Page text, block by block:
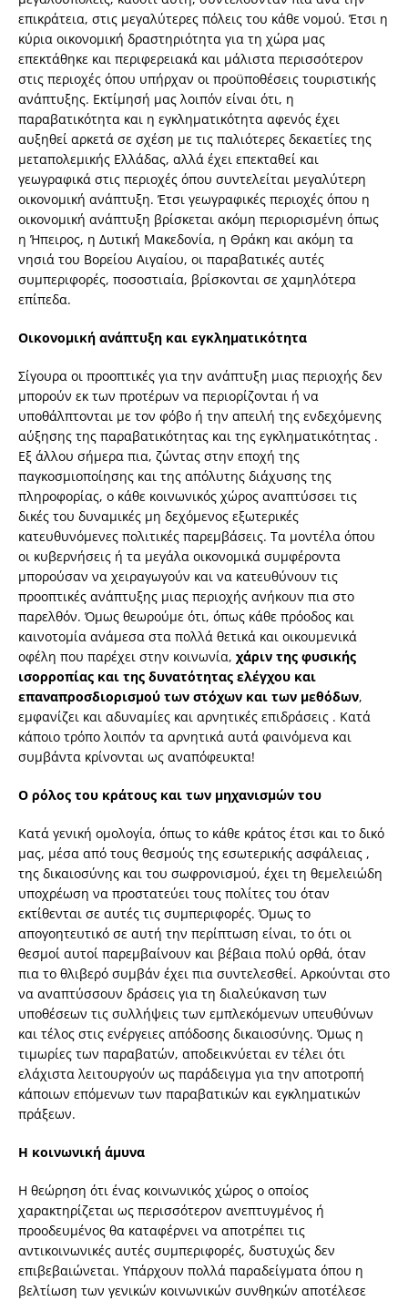
επικράτεια, στις μεγαλύτερες πόλεις του κάθε νομού. Έτσι η
κύρια οικονομική δραστηριότητα για τη χώρα μας
επεκτάθηκε και περιφερειακά και μάλιστα περισσότερον
στις περιοχές όπου υπήρχαν οι προϋποθέσεις τουριστικής
ανάπτυξης. Εκτίμησή μας λοιπόν είναι ότι, η
παραβατικότητα και η εγκληματικότητα αφενός έχει
αυξηθεί αρκετά σε σχέση με τις παλιότερες δεκαετίες της
μεταπολεμικής Ελλάδας, αλλά έχει επεκταθεί και
γεωγραφικά στις περιοχές όπου συντελείται μεγαλύτερη
οικονομική ανάπτυξη. Έτσι γεωγραφικές περιοχές όπου η
οικονομική ανάπτυξη βρίσκεται ακόμη περιορισμένη όπως
η Ήπειρος, η Δυτική Μακεδονία, η Θράκη και ακόμη τα
νησιά του Βορείου Αιγαίου, οι παραβατικές αυτές
συμπεριφορές, ποσοστιαία, βρίσκονται σε χαμηλότερα
επίπεδα.
Οικονομική ανάπτυξη και εγκληματικότητα
Σίγουρα οι προοπτικές για την ανάπτυξη μιας περιοχής δεν
μπορούν εκ των προτέρων να περιορίζονται ή να
υποθάλπτονται με τον φόβο ή την απειλή της ενδεχόμενης
αύξησης της παραβατικότητας και της εγκληματικότητας .
Εξ άλλου σήμερα πια, ζώντας στην εποχή της
παγκοσμιοποίησης και της απόλυτης διάχυσης της
πληροφορίας, ο κάθε κοινωνικός χώρος αναπτύσσει τις
δικές του δυναμικές μη δεχόμενος εξωτερικές
κατευθυνόμενες πολιτικές παρεμβάσεις. Τα μοντέλα όπου
οι κυβερνήσεις ή τα μεγάλα οικονομικά συμφέροντα
μπορούσαν να χειραγωγούν και να κατευθύνουν τις
προοπτικές ανάπτυξης μιας περιοχής ανήκουν πια στο
παρελθόν. Όμως θεωρούμε ότι, όπως κάθε πρόοδος και
καινοτομία ανάμεσα στα πολλά θετικά και οικουμενικά
οφέλη που παρέχει στην κοινωνία, χάριν της φυσικής
ισορροπίας και της δυνατότητας ελέγχου και
επαναπροσδιορισμού των στόχων και των μεθόδων,
εμφανίζει και αδυναμίες και αρνητικές επιδράσεις . Κατά
κάποιο τρόπο λοιπόν τα αρνητικά αυτά φαινόμενα και
συμβάντα κρίνονται ως αναπόφευκτα!
Ο ρόλος του κράτους και των μηχανισμών του
Κατά γενική ομολογία, όπως το κάθε κράτος έτσι και το δικό
μας, μέσα από τους θεσμούς της εσωτερικής ασφάλειας ,
της δικαιοσύνης και του σωφρονισμού, έχει τη θεμελειώδη
υποχρέωση να προστατεύει τους πολίτες του όταν
εκτίθενται σε αυτές τις συμπεριφορές. Όμως το
απογοητευτικό σε αυτή την περίπτωση είναι, το ότι οι
θεσμοί αυτοί παρεμβαίνουν και βέβαια πολύ ορθά, όταν
πια το θλιβερό συμβάν έχει πια συντελεσθεί. Αρκούνται στο
να αναπτύσσουν δράσεις για τη διαλεύκανση των
υποθέσεων τις συλλήψεις των εμπλεκόμενων υπευθύνων
και τέλος στις ενέργειες απόδοσης δικαιοσύνης. Όμως η
τιμωρίες των παραβατών, αποδεικνύεται εν τέλει ότι
ελάχιστα λειτουργούν ως παράδειγμα για την αποτροπή
κάποιων επόμενων των παραβατικών και εγκληματικών
πράξεων.
Η κοινωνική άμυνα
Η θεώρηση ότι ένας κοινωνικός χώρος ο οποίος
χαρακτηρίζεται ως περισσότερον ανεπτυγμένος ή
προοδευμένος θα καταφέρνει να αποτρέπει τις
αντικοινωνικές αυτές συμπεριφορές, δυστυχώς δεν
επιβεβαιώνεται. Υπάρχουν πολλά παραδείγματα όπου η
βελτίωση των γενικών κοινωνικών συνθηκών αποτέλεσε